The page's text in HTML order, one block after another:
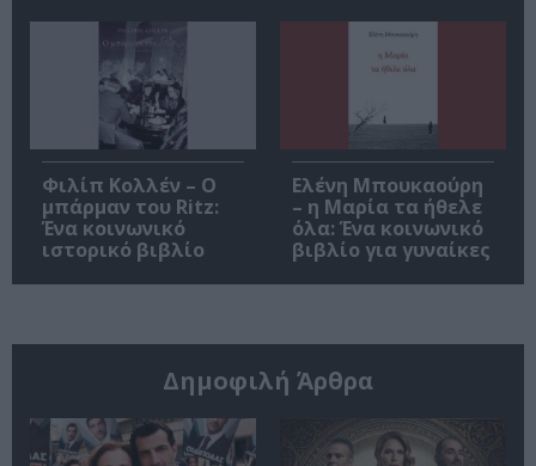
Φιλίπ Κολλέν – Ο
μπάρμαν του Ritz:
Ένα κοινωνικό
ιστορικό βιβλίο
Ελένη Μπουκαούρη
– η Μαρία τα ήθελε
όλα: Ένα κοινωνικό
βιβλίο για γυναίκες
Δημοφιλή Άρθρα